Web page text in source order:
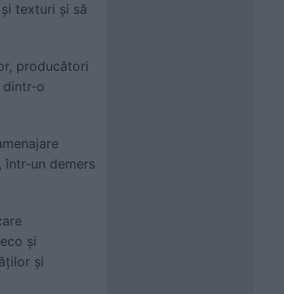
texturi și să
producători
dintr-o
într-un demers
și
și